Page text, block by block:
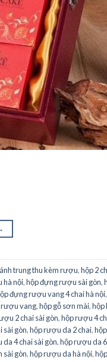
trung thu kèm rượu,hộp 2
hà nội,hộp đựng rượu sài gòn,
đựng rượu vang 4 chai hà nội,
rượu vang,hộp gỗ sơn mài,hộp
2 chai sài gòn,hộp rượu 4
sài gòn,hộp rượu da 2 chai,
4 chai sài gòn,hộp rượu da
sài gòn,hộp rượu da hà nội,